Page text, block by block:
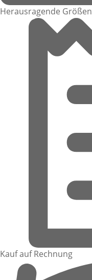
Herausragende
Kauf auf Rechnung